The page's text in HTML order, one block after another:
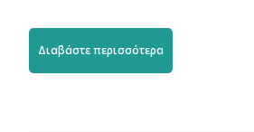
Διαβάστε περισσότερα